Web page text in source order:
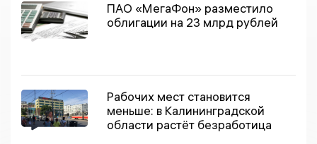
ПАО «МегаФон» разместило
облигации на 23 млрд рублей
Рабочих мест становится
меньше: в Калининградской
области растёт безработица